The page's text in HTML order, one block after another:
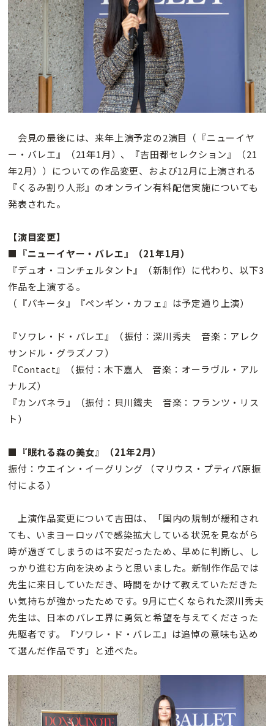
会見の最後には、来年上演予定の2演目（『ニューイヤ
ー・バレエ』（21年1月）、『吉田都セレクション』（21
年2月））についての作品変更、および12月に上演される
『くるみ割り人形』のオンライン有料配信実施についても
発表された。
【演目変更】
■『ニューイヤー・バレエ』（21年1月）
『デュオ・コンチェルタント』（新制作）に代わり、以下3
作品を上演する。
（『パキータ』『ペンギン・カフェ』は予定通り上演）
『ソワレ・ド・バレエ』（振付：深川秀夫 音楽：アレク
サンドル・グラズノフ）
『Contact』（振付：木下嘉人 音楽：オーラヴル・アル
ナルズ）
『カンパネラ』（振付：貝川鐵夫 音楽：フランツ・リス
ト）
■『眠れる森の美女』（21年2月）
振付：ウエイン・イーグリング （マリウス・プティパ原振
付による）
上演作品変更について吉田は、「国内の規制が緩和され
ても、いまヨーロッパで感染拡大している状況を見ながら
時が過ぎてしまうのは不安だったため、早めに判断し、し
っかり進む方向を決めようと思いました。新制作作品では
先生に来日していただき、時間をかけて教えていただきた
い気持ちが強かったためです。9月に亡くなられた深川秀夫
先生は、日本のバレエ界に勇気と希望を与えてくださった
先駆者です。『ソワレ・ド・バレエ』は追悼の意味も込め
て選んだ作品です」と述べた。